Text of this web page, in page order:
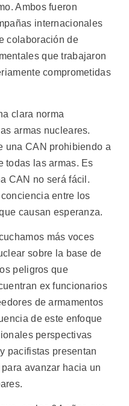
Ambos fueron
internacionales
colaboración de
que trabajaron
comprometidas
clara norma
armas nucleares.
una CAN prohibiendo a
todas las armas. Es
CAN no será fácil.
entre los
causan esperanza.
más voces
sobre la base de
peligros que
ex funcionarios
de armamentos
de este enfoque
perspectivas
pacifistas presentan
avanzar hacia un